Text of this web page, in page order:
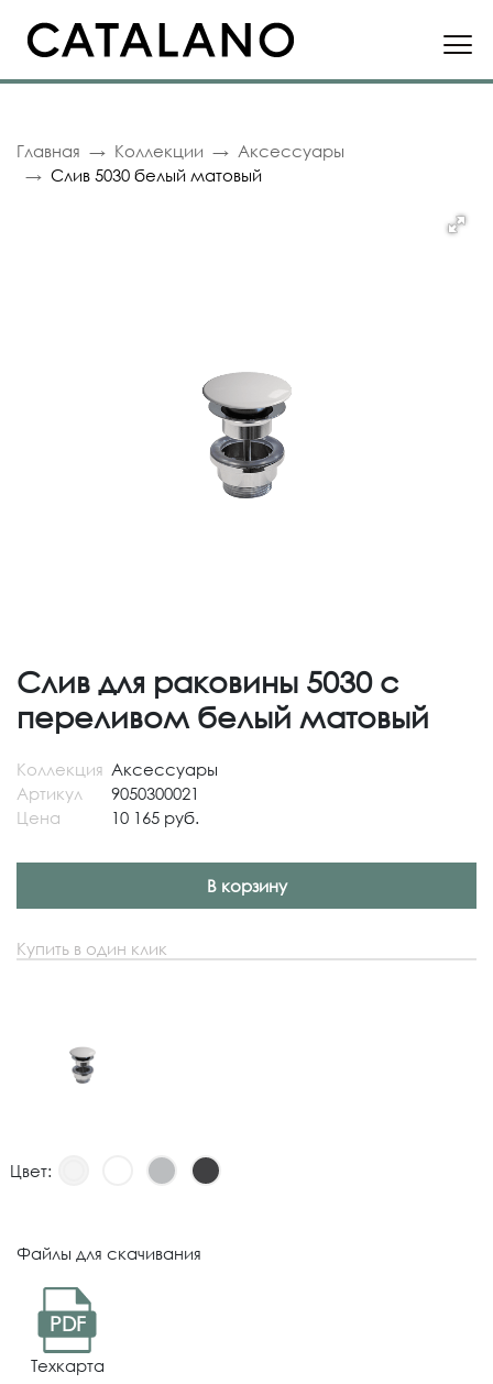
Главная Коллекции
Аксессуары
Слив 5030 белый матовый
Слив для раковины 5030 с
переливом белый матовый
Коллекция Аксессуары
Артикул
9050300021
Цена
10 165 руб.
В корзину
Купить в один клик
Цвет:
Файлы для скачивания
PDF
Техкарта